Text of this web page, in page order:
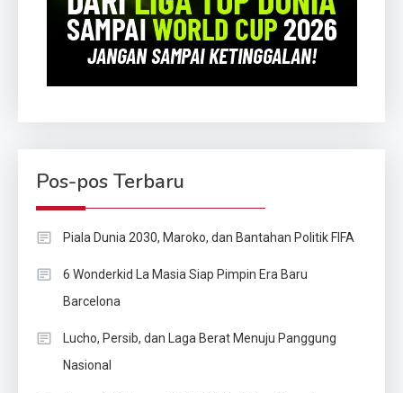
Pos-pos Terbaru
Piala Dunia 2030, Maroko, dan Bantahan Politik FIFA
6 Wonderkid La Masia Siap Pimpin Era Baru
Barcelona
Lucho, Persib, dan Laga Berat Menuju Panggung
Nasional